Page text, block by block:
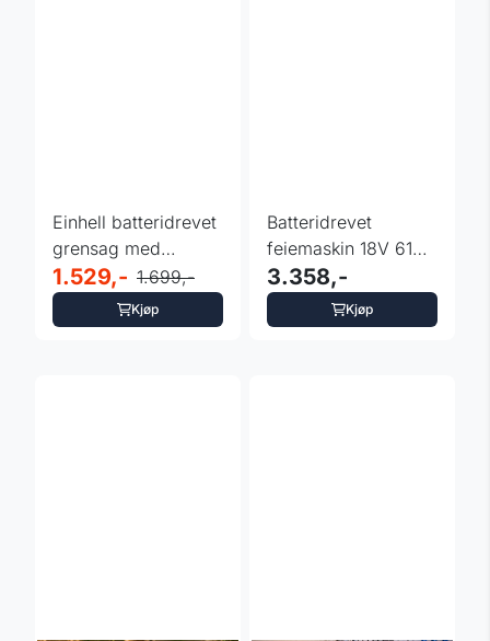
Einhell batteridrevet
grensag med
teleskop 18v
1.529,- 1.699,-
Kjøp
Batteridrevet
feiemaskin 18V 610
mm – Einhell
3.358,-
Kjøp